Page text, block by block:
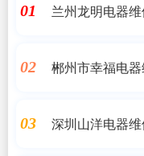
01 兰州龙明电器
02 郴州市幸福电
03 深圳山洋电器